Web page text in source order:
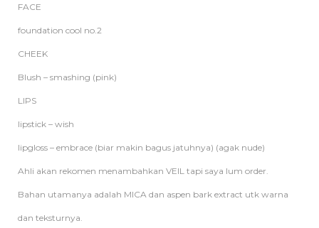
FACE
foundation cool no.2
CHEEK
Blush – smashing (pink)
LIPS
lipstick – wish
lipgloss – embrace (biar makin bagus jatuhnya) (agak nude)
Ahli akan rekomen menambahkan VEIL tapi saya lum order.
Bahan utamanya adalah MICA dan aspen bark extract utk warna
dan teksturnya.